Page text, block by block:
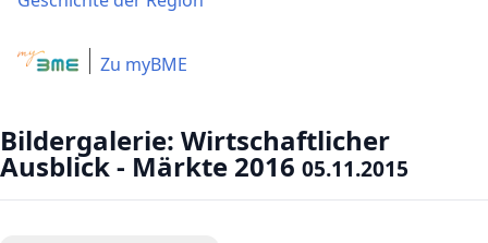
Zu myBME
Bildergalerie: Wirtschaftlicher
Ausblick - Märkte 2016 05.11.2015